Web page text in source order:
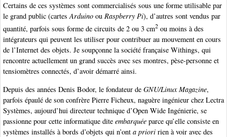
Certains de ces systèmes sont commercialisés sous une forme utilisable par
le grand public (cartesArduino ou Raspberry Pi), d’autres sont vendus par
quantité, parfois sous forme de circuits de 2 ou 3 cm2 ou moins à des
intégrateurs qui peuvent les utiliser pour contribuer au mouvement en cours
de l’Internet des objets. Je soupçonne la société française Withings, qui
rencontre actuellement un grand succès avec ses montres, pèse-personne et
tensiomètres connectés, d’avoir démarré ainsi.
Depuis des années Denis Bodor, le fondateur de GNU/Linux Magazine,
parfois épaulé de son confrère Pierre Ficheux, naguère ingénieur chez Lectra
Systèmes, aujourd’hui directeur technique d’Open Wide Ingénierie, se
passionne pour cette informatique dite embarquée parce qu’elle consiste en
systèmes installés à bords d’objets qui n’ont a priori rien à voir avec des